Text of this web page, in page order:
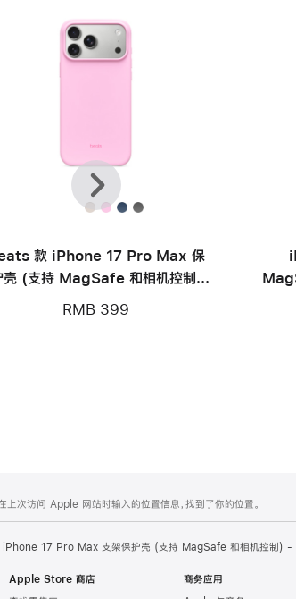
款 iPhone 17 Pro Max 保
壳 (支持 MagSafe 和相机控制)
RMB 399
上
一
个
下
一
个
上次访问 Apple 网站时输入的位置信息，找到了你的位置。
iPhone 17 Pro Max 支架保护壳 (支持 MagSafe 和相机控制) -
Apple Store 商店 商务应用